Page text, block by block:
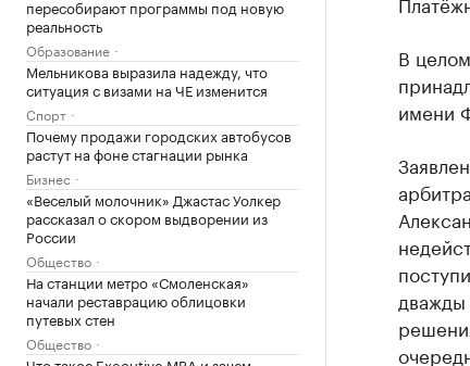
пересобирают программы под новую
реальность
Образование
Мельникова выразила надежду, что
ситуация с визами на ЧЕ изменится
Спорт
Почему продажи городских автобусов
растут на фоне стагнации рынка
Бизнес
«Веселый молочник» Джастас Уолкер
рассказал о скором выдворении из
России
Общество
На станции метро «Смоленская»
начали реставрацию облицовки
путевых стен
Общество
В
имени